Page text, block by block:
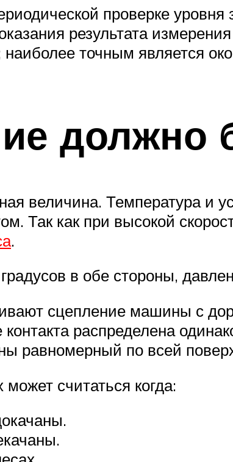
проверке уровня
результата
точным является
должно
величина. Температура и
Так как при высокой
.
в обе стороны,
сцепление машины с
распределена
равномерный по всей
считаться когда: